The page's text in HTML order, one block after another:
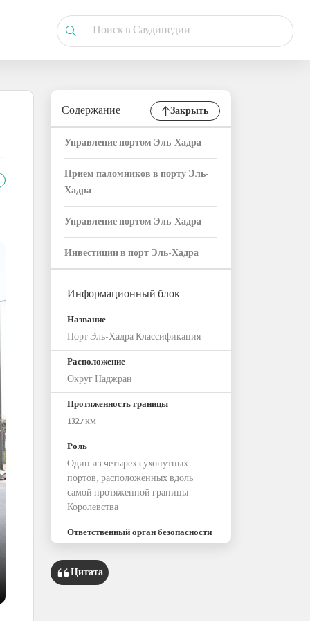
Содержание Закрыть
Управление портом Эль-Хадра
Прием паломников в порту Эль-
Хадра
Управление портом Эль-Хадра
Инвестиции в порт Эль-Хадра
Информационный блок
Название
Порт Эль-Хадра Классификация
Расположение
Округ Наджран
Протяженность границы
1327 км
Роль
Один из четырех сухопутных
портов, расположенных вдоль
самой протяженной границы
Королевства
Ответственный орган безопасности
службы.
Управление закята, налогов и
Цитата